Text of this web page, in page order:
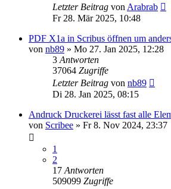
Letzter Beitrag von Arabrab
Fr 28. Mär 2025, 10:48
PDF X1a in Scribus öffnen um
von nb89 » Mo 27. Jan 2025, 12:28
3 Antworten
37064 Zugriffe
Letzter Beitrag von nb89
Di 28. Jan 2025, 08:15
Andruck Druckerei lässt fast alle
von Scribee » Fr 8. Nov 2024, 23:37
1
2
17 Antworten
509099 Zugriffe